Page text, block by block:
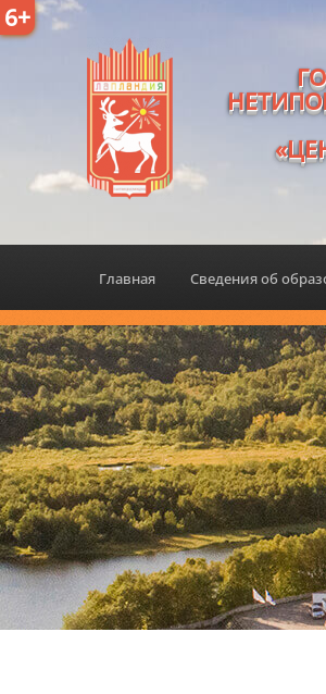
6+
Главная Сведения об